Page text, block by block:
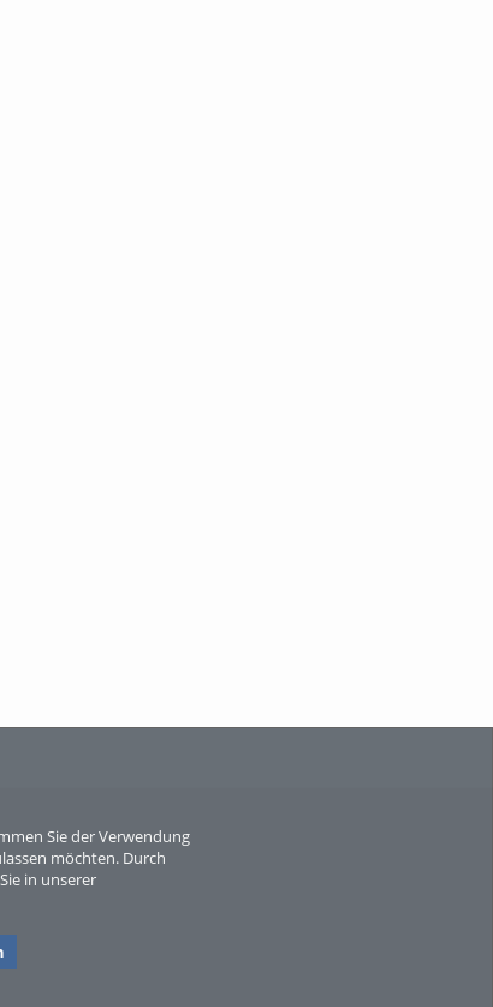
Sie der Verwendung
möchten. Durch
in unserer
Sperber